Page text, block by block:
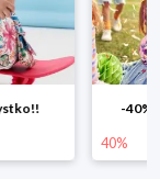
sztukę
25%